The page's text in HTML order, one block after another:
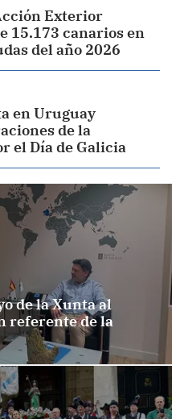
Exterior
15.173 canarios en
del año 2026
en Uruguay
de la
el Día de Galicia
de la Xunta al
referente de la